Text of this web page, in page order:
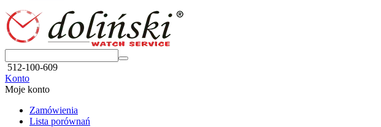
512-100-609
Konto
Moje konto
Zamówienia
Lista porównań